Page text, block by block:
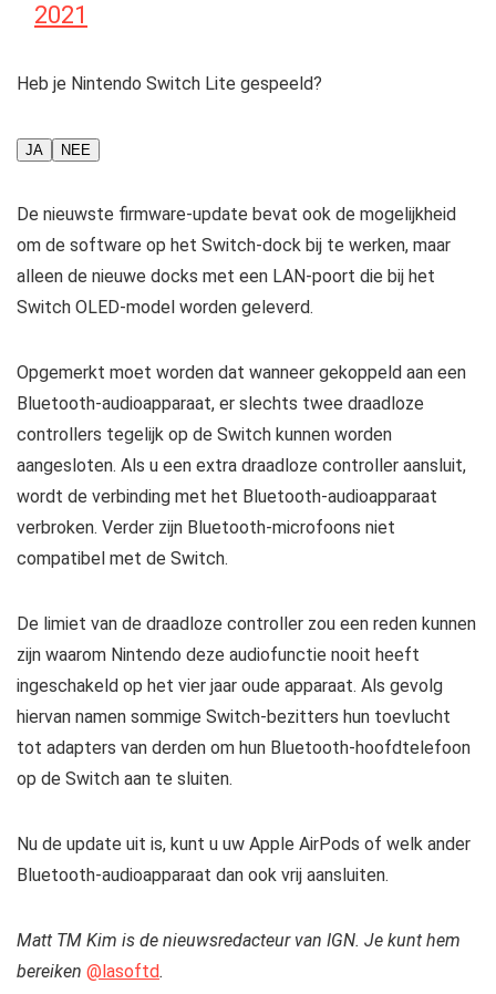
2021
Heb je Nintendo Switch Lite gespeeld?
JA NEE
De nieuwste firmware-update bevat ook de mogelijkheid
om de software op het Switch-dock bij te werken, maar
alleen de nieuwe docks met een LAN-poort die bij het
Switch OLED-model worden geleverd.
Opgemerkt moet worden dat wanneer gekoppeld aan een
Bluetooth-audioapparaat, er slechts twee draadloze
controllers tegelijk op de Switch kunnen worden
aangesloten. Als u een extra draadloze controller aansluit,
wordt de verbinding met het Bluetooth-audioapparaat
verbroken. Verder zijn Bluetooth-microfoons niet
compatibel met de Switch.
De limiet van de draadloze controller zou een reden kunnen
zijn waarom Nintendo deze audiofunctie nooit heeft
ingeschakeld op het vier jaar oude apparaat. Als gevolg
hiervan namen sommige Switch-bezitters hun toevlucht
tot adapters van derden om hun Bluetooth-hoofdtelefoon
op de Switch aan te sluiten.
Nu de update uit is, kunt u uw Apple AirPods of welk ander
Bluetooth-audioapparaat dan ook vrij aansluiten.
Matt TM Kim is de nieuwsredacteur van IGN. Je kunt hem
bereiken @lasoftd.